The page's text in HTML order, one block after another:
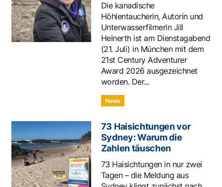
Die kanadische
Höhlentaucherin, Autorin und
Unterwasserfilmerin Jill
Heinerth ist am Dienstagabend
(21. Juli) in München mit dem
21st Century Adventurer
Award 2026 ausgezeichnet
worden. Der...
News
73 Haisichtungen vor
Sydney: Warum die
Zahlen täuschen
73 Haisichtungen in nur zwei
Tagen – die Meldung aus